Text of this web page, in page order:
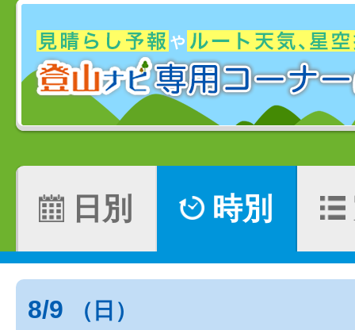
日別 時別
8/9 （日）